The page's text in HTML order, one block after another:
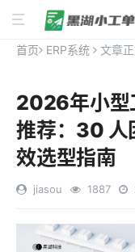
首页 ERP系统 文章
2026年小型
推荐：30 人
效选型指南
jiasou 1887